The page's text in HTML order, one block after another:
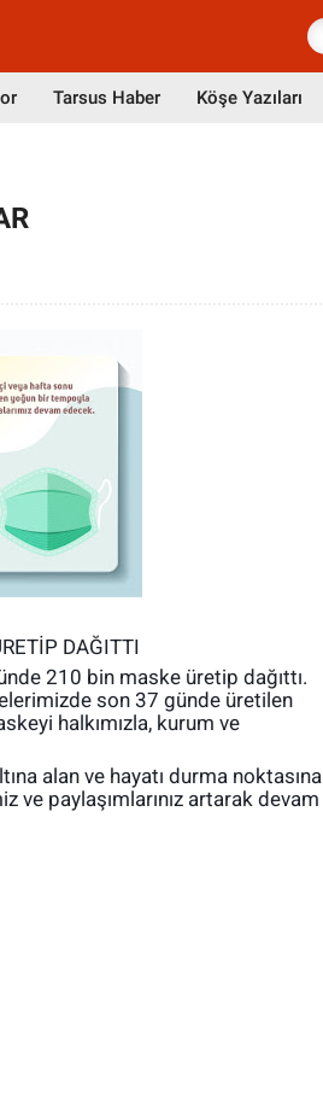
Tarsus Haber Köşe Yazıları
DAĞITTI
210 bin maske üretip dağıttı.
son 37 günde üretilen
halkımızla, kurum ve
alan ve hayatı durma noktasına
ve paylaşımlarınız artarak devam